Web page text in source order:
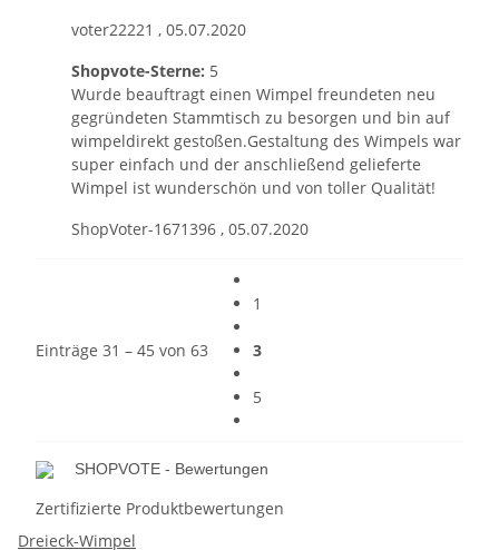
voter22221 , 05.07.2020
Shopvote-Sterne: 5
Wurde beauftragt einen Wimpel freundeten neu
gegründeten Stammtisch zu besorgen und bin auf
wimpeldirekt gestoßen.Gestaltung des Wimpels war
super einfach und der anschließend gelieferte
Wimpel ist wunderschön und von toller Qualität!
ShopVoter-1671396 , 05.07.2020
Einträge 31 – 45 von 63
1
3
5
SHOPVOTE - Bewertungen
Zertifizierte Produktbewertungen
Dreieck-Wimpel